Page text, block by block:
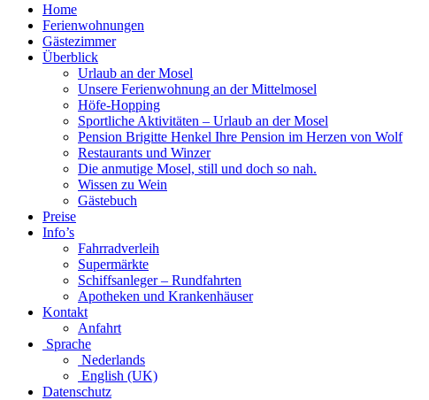
Home
Ferienwohnungen
Gästezimmer
Überblick
Urlaub an der Mosel
Unsere Ferienwohnung an der Mittelmosel
Höfe-Hopping
Sportliche Aktivitäten – Urlaub an der Mosel
Pension Brigitte Henkel Ihre Pension im Herzen von Wolf
Restaurants und Winzer
Die anmutige Mosel, still und doch so nah.
Wissen zu Wein
Gästebuch
Preise
Info’s
Fahrradverleih
Supermärkte
Schiffsanleger – Rundfahrten
Apotheken und Krankenhäuser
Kontakt
Anfahrt
Sprache
Nederlands
English (UK)
Datenschutz